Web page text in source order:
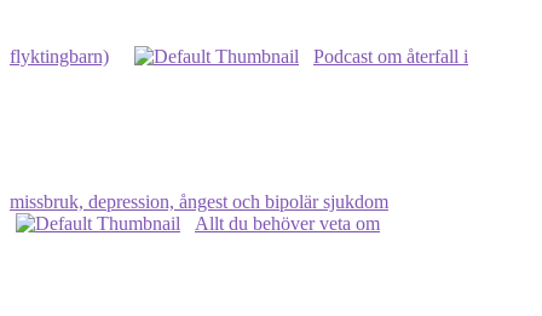
flyktingbarn) Podcast om återfall i
missbruk, depression, ångest och bipolär sjukdom
Allt du behöver veta om